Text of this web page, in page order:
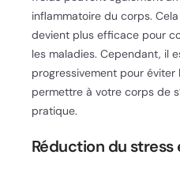
inflammatoire du corps.
devient plus efficace pour
les maladies. Cependant, il
progressivement pour
permettre à votre corps de
pratique.
Réduction du stress